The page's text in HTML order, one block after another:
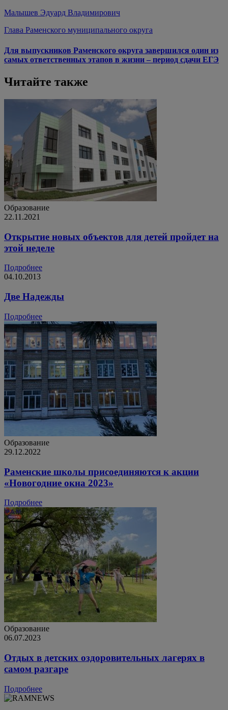
Малышев Эдуард Владимирович
Глава Раменского муниципального округа
Для выпускников Раменского округа завершился один из
самых ответственных этапов в жизни – период сдачи ЕГЭ
Читайте также
Образование
22.11.2021
Открытие новых объектов для детей пройдет на
этой неделе
Подробнее
04.10.2013
Две Надежды
Подробнее
Образование
29.12.2022
Раменские школы присоединяются к акции
«Новогодние окна 2023»
Подробнее
Образование
06.07.2023
Отдых в детских оздоровительных лагерях в
самом разгаре
Подробнее